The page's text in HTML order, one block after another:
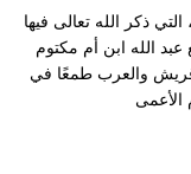
في أواخر سورة ﴿عَبَسَ وَتَوَلَّى﴾ [عبس:1]، التي ذكر الله تعالى فيها
الله ابن أم مكتوم
قريش والعرب طمعًا في
الأعمى